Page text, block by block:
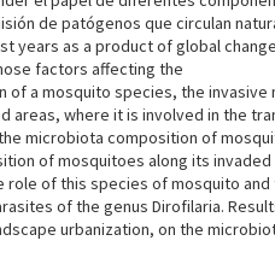
de patógenos que circulan
years as a product of global
factors affecting the
of a mosquito species, the
areas, where it is involved in the
microbiota composition of
of mosquitoes along its
role of this species of mosquito
of the genus Dirofilaria.
urbanization, on the